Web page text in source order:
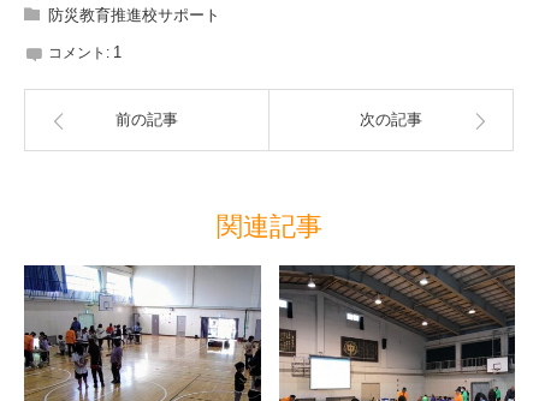
防災教育推進校サポート
コメント: 1
前の記事 次の記事
関連記事